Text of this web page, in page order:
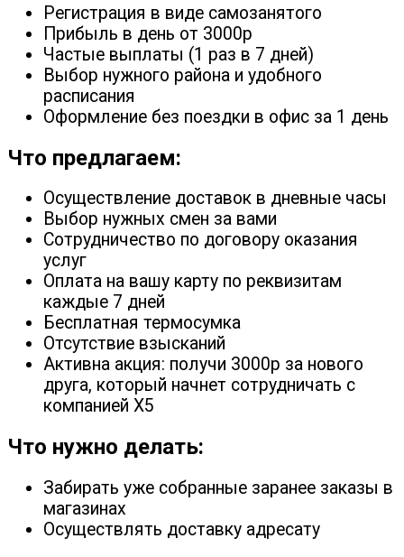
Регистрация в виде самозанятого
Прибыль в день от 3000р
Частые выплаты (1 раз в 7 дней)
Выбор нужного района и удобного
расписания
Оформление без поездки в офис за 1 день
Что предлагаем:
Осуществление доставок в дневные часы
Выбор нужных смен за вами
Сотрудничество по договору оказания
услуг
Оплата на вашу карту по реквизитам
каждые 7 дней
Бесплатная термосумка
Отсутствие взысканий
Активна акция: получи 3000р за нового
друга, который начнет сотрудничать с
компанией X5
Что нужно делать:
Забирать уже собранные заранее заказы в
магазинах
Осуществлять доставку адресату